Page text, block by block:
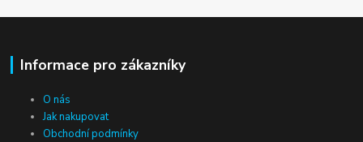
Informace pro zákazníky
O nás
Jak nakupovat
Obchodní podmínky